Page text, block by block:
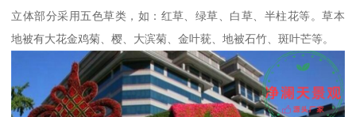
立体部分采用五色草类，如：红草、绿草、白草、半柱花等。草本
地被有大花金鸡菊、樱、大滨菊、金叶莸、地被石竹、斑叶芒等。